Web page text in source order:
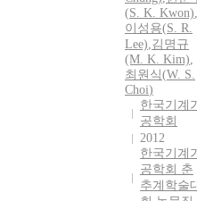
(S. K. Kwon),
이성용(S. R.
Lee),김명규
(M. K. Kim),
최원식(W. S.
Choi)
한국기계
공학회
2012
한국기계
공학회 춘
추계학술